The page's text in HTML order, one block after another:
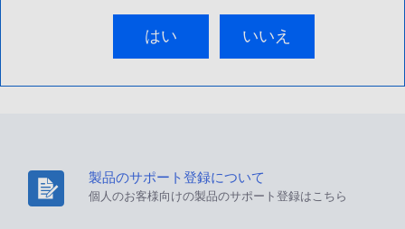
はい いいえ
製品のサポート登録について
個人のお客様向けの製品のサポート登録はこちら